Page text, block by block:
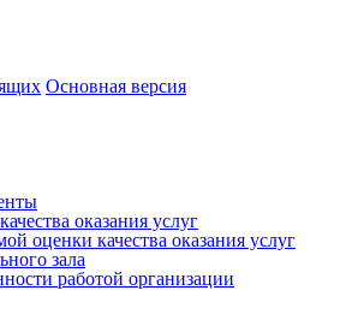
Основная версия
оказания услуг
оценки качества оказания услуг
зала
работой организации